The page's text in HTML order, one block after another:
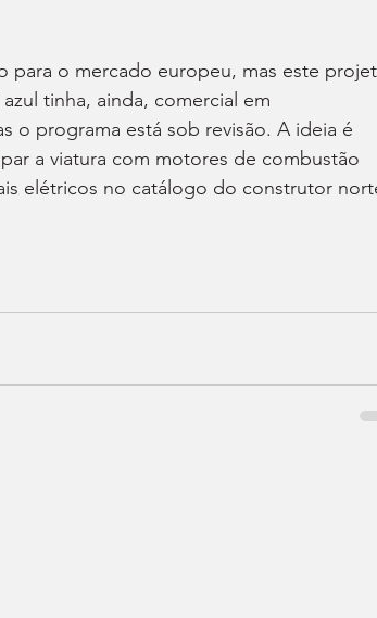
para o mercado europeu, mas este
tinha, ainda, comercial em
o programa está sob revisão. A ideia é
a viatura com motores de combustão
elétricos no catálogo do construtor